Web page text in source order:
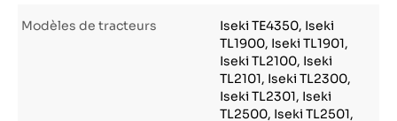
Modèles de tracteurs
Iseki TE4350, Iseki
TL1900, Iseki TL1901,
Iseki TL2100, Iseki
TL2101, Iseki TL2300,
Iseki TL2301, Iseki
TL2500, Iseki TL2501,